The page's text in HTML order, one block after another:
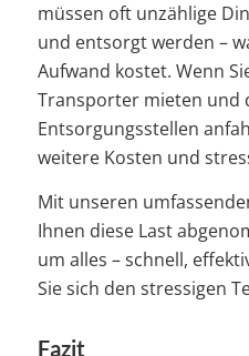
müssen oft unzählige
und entsorgt werden –
Aufwand kostet. Wenn
Transporter mieten und
Entsorgungsstellen
weitere Kosten und
Mit unseren
Ihnen diese Last
um alles – schnell,
Sie sich den stressigen
Fazit